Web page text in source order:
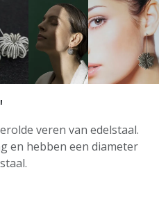
veren van edelstaal.
en hebben een diameter